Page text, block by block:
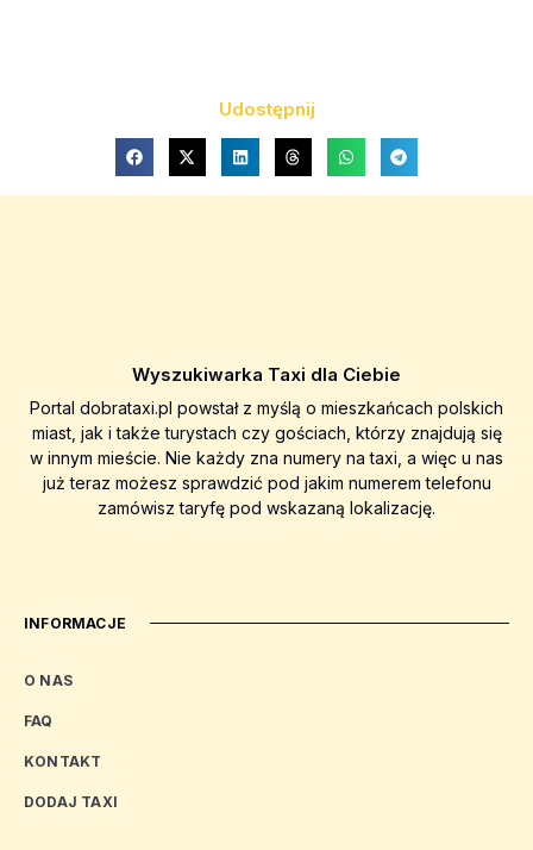
Udostępnij
Wyszukiwarka Taxi dla Ciebie
Portal dobrataxi.pl powstał z myślą o mieszkańcach polskich
miast, jak i także turystach czy gościach, którzy znajdują się
w innym mieście. Nie każdy zna numery na taxi, a więc u nas
już teraz możesz sprawdzić pod jakim numerem telefonu
zamówisz taryfę pod wskazaną lokalizację.
INFORMACJE
O NAS
FAQ
KONTAKT
DODAJ TAXI